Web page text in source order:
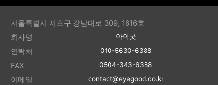
서울특별시 서초구 강남대로 309, 1616호
회사명
아이굿
연락처 010-5630-6388
FAX 0504-343-6388
이메일 contact@eyegood.co.kr